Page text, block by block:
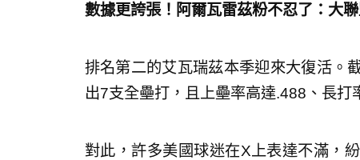
數據更誇張！阿爾瓦雷茲粉不忍了：大
排名第二的艾瓦瑞茲本季迎來大復活。
出7支全壘打，且上壘率高達.488、長
對此，許多美國球迷在X上表達不滿，